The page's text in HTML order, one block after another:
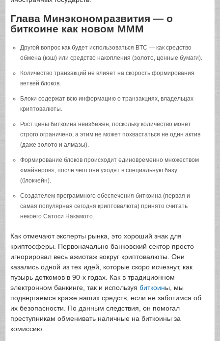
Глава Минэкономразвития — о
биткоине как новом МММ
Другой вопрос как будет использоваться BTC — как средство
обмена (кэш) или средство накопления (золото, ценные бумаги).
Количество транзакций не влияет на скорость формирования
ветвей блоков.
Блоки содержат всю информацию о транзакциях, владельцах
криптовалюты.
Рост цены биткоина неизбежен, поскольку количество монет
строго ограничено, а этим не может похвастаться не один актив
(даже золото и алмазы).
Формирование блоков происходит единовременно множеством
«майнеров», после чего они уходят в специальную базу
(блокчейн).
Создателем программного обеспечения биткоина (первая и
самая популярная сегодня криптовалюта) принято считать
некоего Сатоси Накамото.
Как отмечают эксперты рынка, это хороший знак для
криптосферы. Первоначально банковский сектор просто
игнорировал весь ажиотаж вокруг криптовалюты. Они
казались одной из тех идей, которые скоро исчезнут, как
пузырь доткомов в 90-х годах. Как в традиционном
электронном банкинге, так и используя биткоины, мы
подвергаемся краже наших средств, если не заботимся об
их безопасности. По данным следствия, он помогал
преступникам обменивать наличные на биткоины за
комиссию.